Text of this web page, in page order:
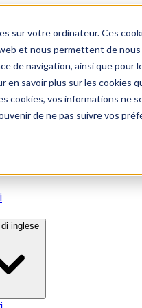
sur votre ordinateur. Ces
et nous permettent de
de navigation, ainsi que
en savoir plus sur les
cookies, vos informations ne
de ne pas suivre vos
inglese